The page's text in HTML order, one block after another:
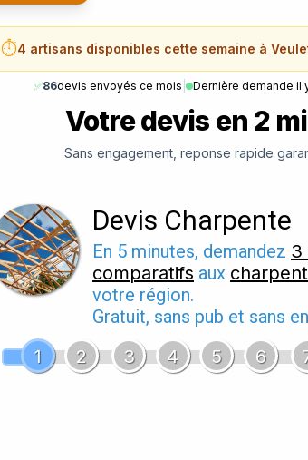
⏱️4 artisans disponibles cette semaine à
✅86devis envoyés ce mois Dernière demande il
Votre devis en 2
Sans engagement, reponse rapide
Devis Charpente
En 5 minutes, demandez 3
comparatifs aux
votre région.
Gratuit, sans pub et sans
1
2 3 4 5 6